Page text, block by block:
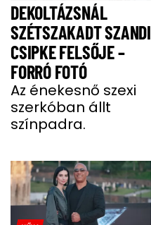
DEKOLTÁZSNÁL
SZÉTSZAKADT SZANDI
CSIPKE FELSŐJE –
FORRÓ FOTÓ
Az énekesnő szexi
szerkóban állt
színpadra.